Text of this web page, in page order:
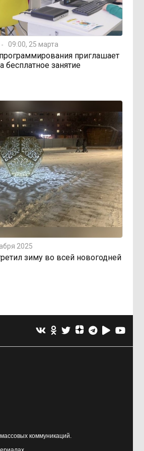
09:00, 25 марта
приглашает
бесплатное занятие
2025
зиму во всей новогодней
коммуникаций.